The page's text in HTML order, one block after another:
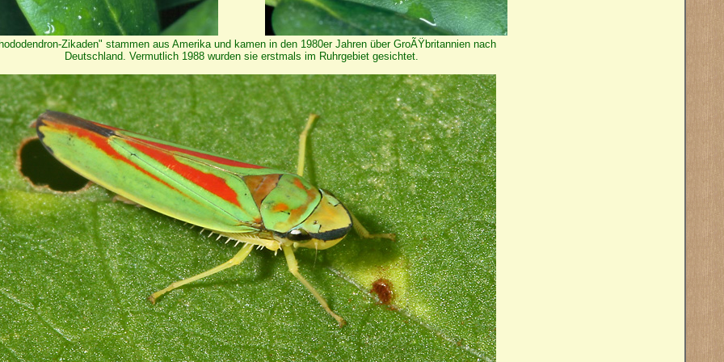
Zikaden" stammen aus Amerika und kamen in den 1980er Jahren über GroÃŸbritannien nach
Deutschland. Vermutlich 1988 wurden sie erstmals im Ruhrgebiet gesichtet.